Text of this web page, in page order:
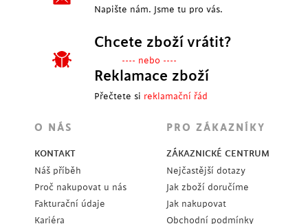
Napište nám. Jsme tu pro vás.
Chcete zboží vrátit?
---- nebo ----
Reklamace zboží
Přečtete si reklamační řád
O NÁS
KONTAKT
Náš příběh
Proč nakupovat u nás
Fakturační údaje
Kariéra
PRO ZÁKAZNÍKY
ZÁKAZNICKÉ CENTRUM
Nejčastější dotazy
Jak zboží doručíme
Jak nakupovat
Obchodní podmínky